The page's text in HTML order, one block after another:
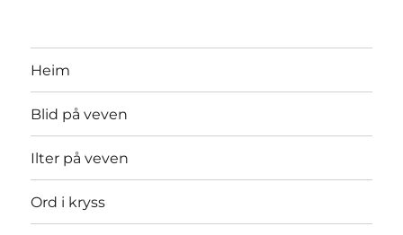
Heim
Blid på veven
Ilter på veven
Ord i kryss